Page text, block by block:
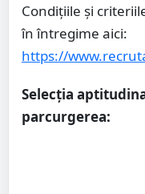
Condiţiile şi
în întregime aici:
https://
Selecția
parcurgerea: